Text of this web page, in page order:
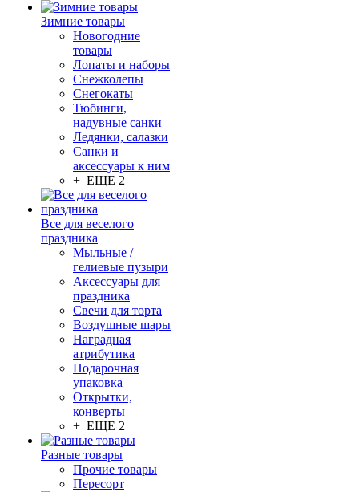
Зимние товары
Новогодние
товары
Лопаты и наборы
Снежколепы
Снегокаты
Тюбинги,
надувные санки
Ледянки, салазки
Санки и
аксессуары к ним
+ ЕЩЕ 2
Все для веселого
праздника
Мыльные /
гелиевые пузыри
Аксессуары для
праздника
Свечи для торта
Воздушные шары
Наградная
атрибутика
Подарочная
упаковка
Открытки,
конверты
+ ЕЩЕ 2
Разные товары
Прочие товары
Пересорт